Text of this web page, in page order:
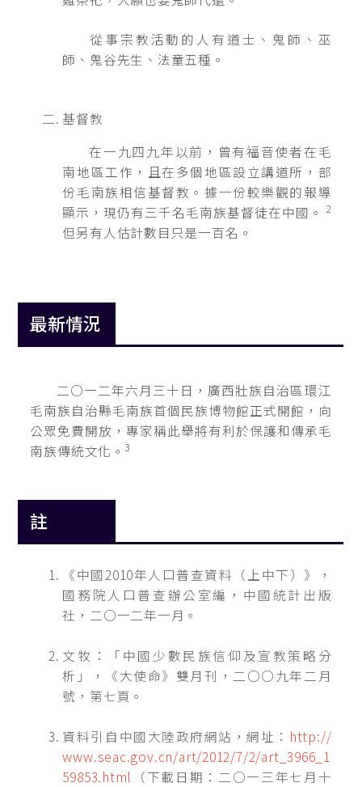
從事宗教活動的人有道士、鬼師、巫
師、鬼谷先生、法童五種。
基督教
在一九四九年以前，曾有福音使者在毛
南地區工作，且在多個地區設立講道所，部
份毛南族相信基督教。據一份較樂觀的報導
顯示，現仍有三千名毛南族基督徒在中國。
2
但另有人估計數目只是一百名。
最新情況
二○一二年六月三十日，廣西壯族自治區環江
毛南族自治縣毛南族首個民族博物館正式開館，向
公眾免費開放，專家稱此舉將有利於保護和傳承毛
南族傳統文化。 3
註
《中國2010年人口普查資料（上中下）》，
國務院人口普查辦公室編，中國統計出版
社，二○一二年一月。
文牧：「中國少數民族信仰及宣教策略分
析」，《大使命》雙月刊，二○○九年二月
號，第七頁。
資料引自中國大陸政府網站，網址： http://
www.seac.gov.cn/art/2012/7/2/art_3966_1
59853.html （下載日期：二○一三年七月十